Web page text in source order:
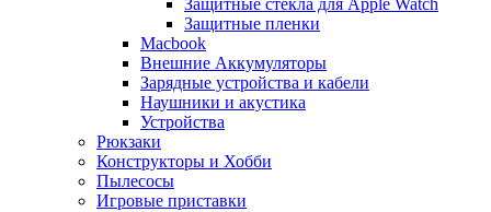
Защитные стекла для Apple Watch
Защитные пленки
Macbook
Внешние Аккумуляторы
Зарядные устройства и кабели
Наушники и акустика
Устройства
Рюкзаки
Конструкторы и Хобби
Пылесосы
Игровые приставки